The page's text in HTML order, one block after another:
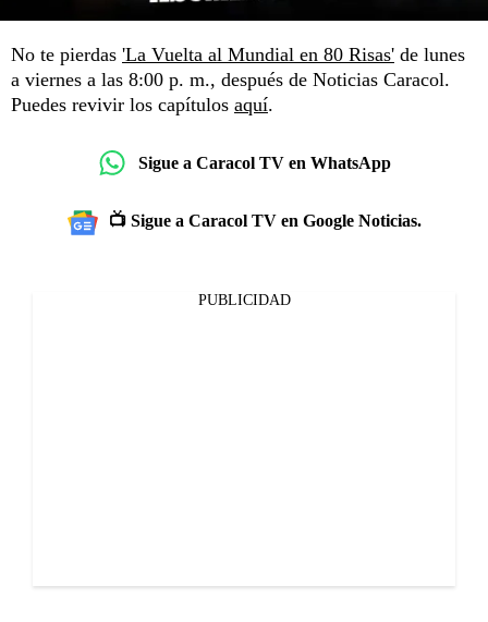
No te pierdas 'La Vuelta al Mundial en 80 Risas' de lunes
a viernes a las 8:00 p. m., después de Noticias Caracol.
Puedes revivir los capítulos aquí.
Sigue a Caracol TV en WhatsApp
📺 Sigue a Caracol TV en Google Noticias.
PUBLICIDAD